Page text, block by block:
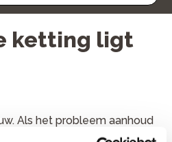
ketting ligt
Als het probleem aanhoud
op.